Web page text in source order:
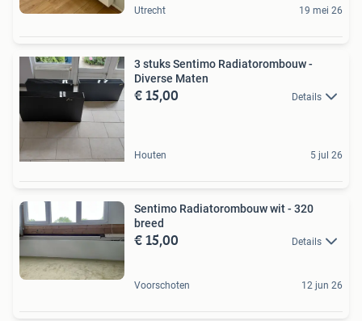
Utrecht 19 mei 26
3 stuks Sentimo Radiatorombouw -
Diverse Maten
€ 15,00 Details
Houten 5 jul 26
Sentimo Radiatorombouw wit - 320
breed
€ 15,00 Details
Voorschoten 12 jun 26